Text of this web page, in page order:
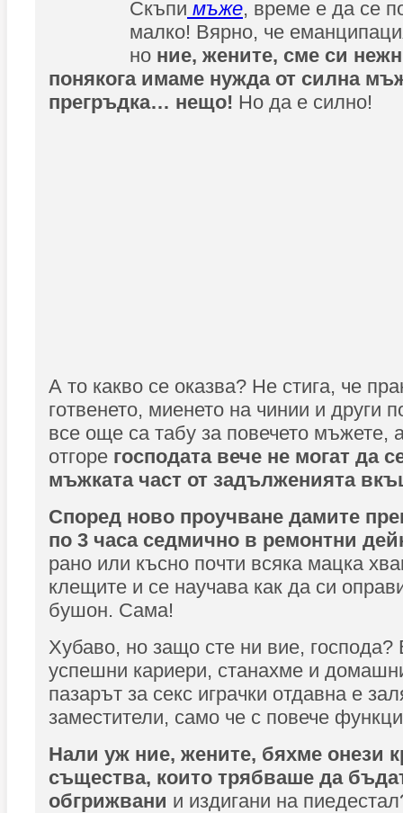
Скъпи мъже, време е да се
малко! Вярно, че
но ние, жените, сме си
понякога имаме нужда от силна
прегръдка… нещо! Но да е силно!
А то какво се оказва? Не стига, че
готвенето, миенето на чинии и други
все още са табу за повечето мъжете,
отгоре господата вече не могат да
мъжката част от задълженията
Според ново проучване дамите
по 3 часа седмично в ремонтни
рано или късно почти всяка мацка
клещите и се научава как да си
бушон. Сама!
Хубаво, но защо сте ни вие,
успешни кариери, станахме и
пазарът за секс играчки отдавна е
заместители, само че с повече
Нали уж ние, жените, бяхме онези
същества, които трябваше да
обгрижвани и издигани на